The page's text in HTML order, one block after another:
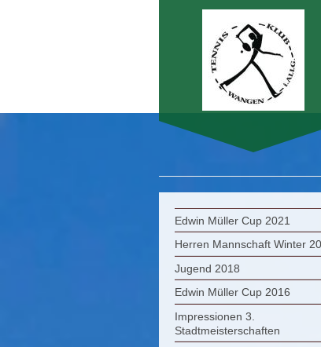
Edwin Müller Cup 2021
Herren Mannschaft Winter
Jugend 2018
Edwin Müller Cup 2016
Impressionen 3.
Stadtmeisterschaften